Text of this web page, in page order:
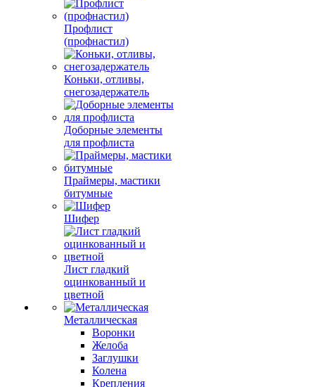
Профлист
(профнастил)
Коньки, отливы,
снегозадержатель
Доборные элементы
для профлиста
Праймеры, мастики
битумные
Шифер
Лист гладкий
оцинкованный и
цветной
Металлическая
Воронки
Желоба
Заглушки
Колена
Крепления